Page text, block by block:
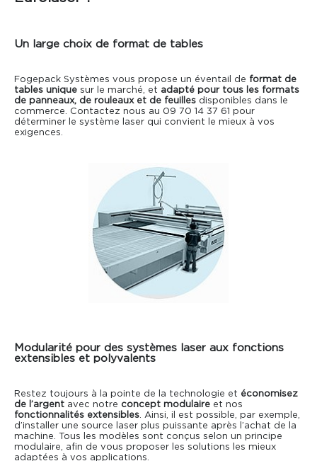
Un large choix de format de tables
Fogepack Systèmes vous propose un éventail de format de
tables unique sur le marché, et adapté pour tous les formats
de panneaux, de rouleaux et de feuilles disponibles dans le
commerce. Contactez nous au 09 70 14 37 61 pour
déterminer le système laser qui convient le mieux à vos
exigences.
Modularité pour des systèmes laser aux fonctions
extensibles et polyvalents
Restez toujours à la pointe de la technologie et économisez
de l’argent avec notre concept modulaire et nos
fonctionnalités extensibles . Ainsi, il est possible, par exemple,
d’installer une source laser plus puissante après l’achat de la
machine. Tous les modèles sont conçus selon un principe
modulaire, afin de vous proposer les solutions les mieux
adaptées à vos applications.